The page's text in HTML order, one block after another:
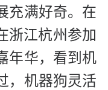
充满好奇。在
浙江杭州参加
年华，看到机
，机器狗灵活